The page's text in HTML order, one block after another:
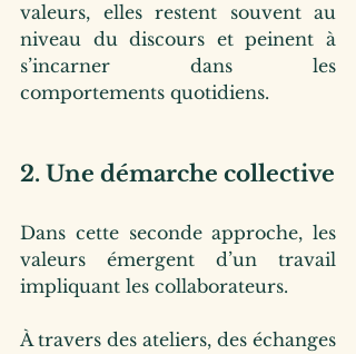
valeurs, elles restent souvent au
niveau du discours et peinent à
s’incarner dans les
comportements quotidiens.
2. Une démarche collective
Dans cette seconde approche, les
valeurs émergent d’un travail
impliquant les collaborateurs.
À travers des ateliers, des échanges